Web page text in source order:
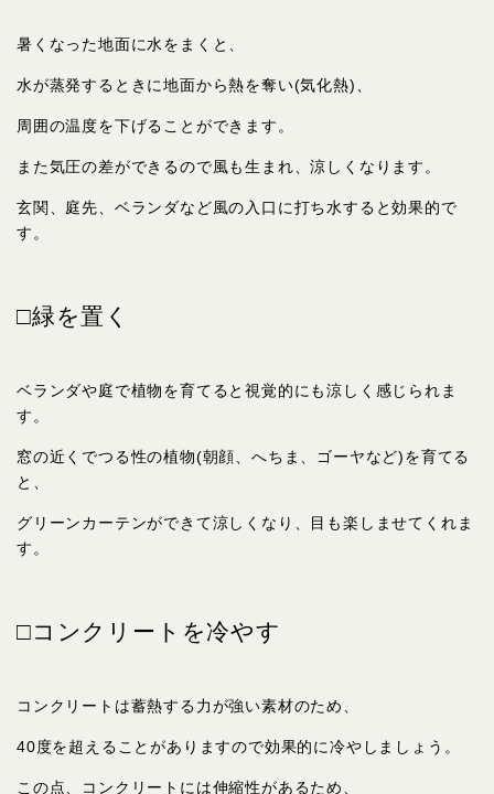
暑くなった地面に水をまくと、
水が蒸発するときに地面から熱を奪い(気化熱)、
周囲の温度を下げることができます。
また気圧の差ができるので風も生まれ、涼しくなります。
玄関、庭先、ベランダなど風の入口に打ち水すると効果的で
す。
□緑を置く
ベランダや庭で植物を育てると視覚的にも涼しく感じられま
す。
窓の近くでつる性の植物(朝顔、へちま、ゴーヤなど)を育てる
と、
グリーンカーテンができて涼しくなり、目も楽しませてくれま
す。
□コンクリートを冷やす
コンクリートは蓄熱する力が強い素材のため、
40度を超えることがありますので効果的に冷やしましょう。
この点、コンクリートには伸縮性があるため、